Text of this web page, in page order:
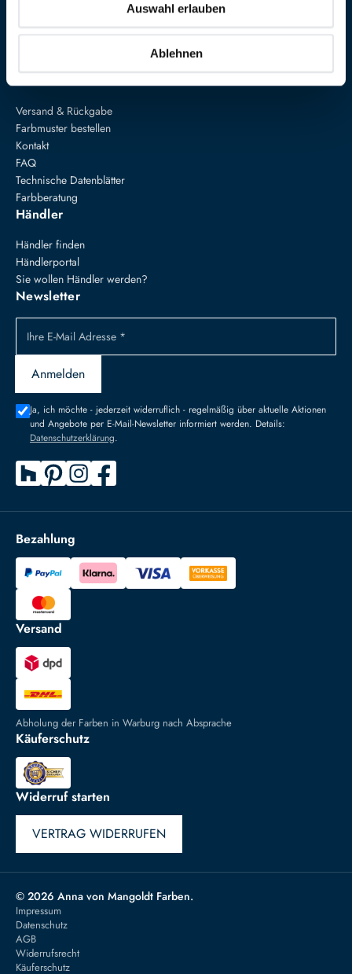
Auswahl erlauben
Ablehnen
34414 Warburg
Versand & Rückgabe
Farbmuster bestellen
Kontakt
FAQ
Technische Datenblätter
Farbberatung
Händler
Händler finden
Händlerportal
Sie wollen Händler werden?
Newsletter
Ihre E-Mail Adresse *
Anmelden
Ja, ich möchte - jederzeit widerruflich - regelmäßig über aktuelle Aktionen
und Angebote per E-Mail-Newsletter informiert werden. Details:
Datenschutzerklärung.
Bezahlung
Versand
Abholung der Farben in Warburg nach Absprache
Käuferschutz
Widerruf starten
VERTRAG WIDERRUFEN
© 2026 Anna von Mangoldt Farben.
Impressum
Datenschutz
AGB
Widerrufsrecht
Käuferschutz